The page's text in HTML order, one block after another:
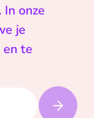
onze
je
te